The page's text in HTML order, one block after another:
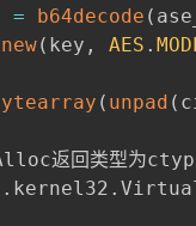
= b64decode (
new( key , AES .
( unpad (
返回类型为
. kernel32 .